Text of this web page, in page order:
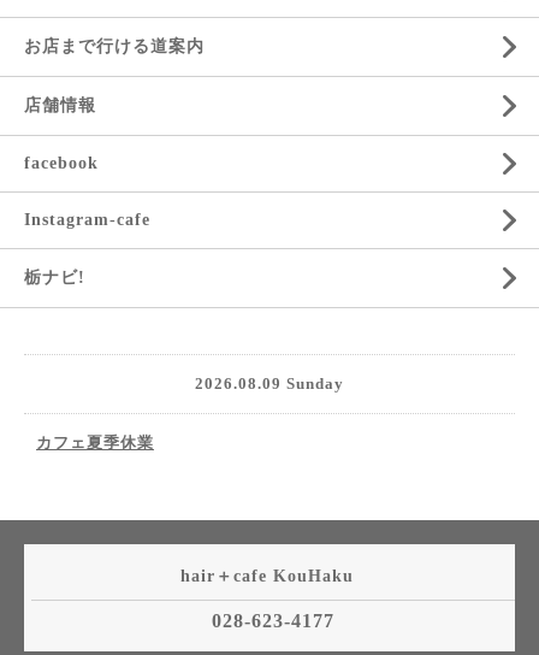
お店まで行ける道案内
店舗情報
facebook
Instagram-cafe
栃ナビ!
2026.08.09 Sunday
カフェ夏季休業
hair＋cafe KouHaku
028-623-4177